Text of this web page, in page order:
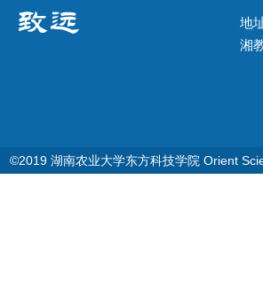
地
湘
©2019 湖南农业大学东方科技学院 Orient